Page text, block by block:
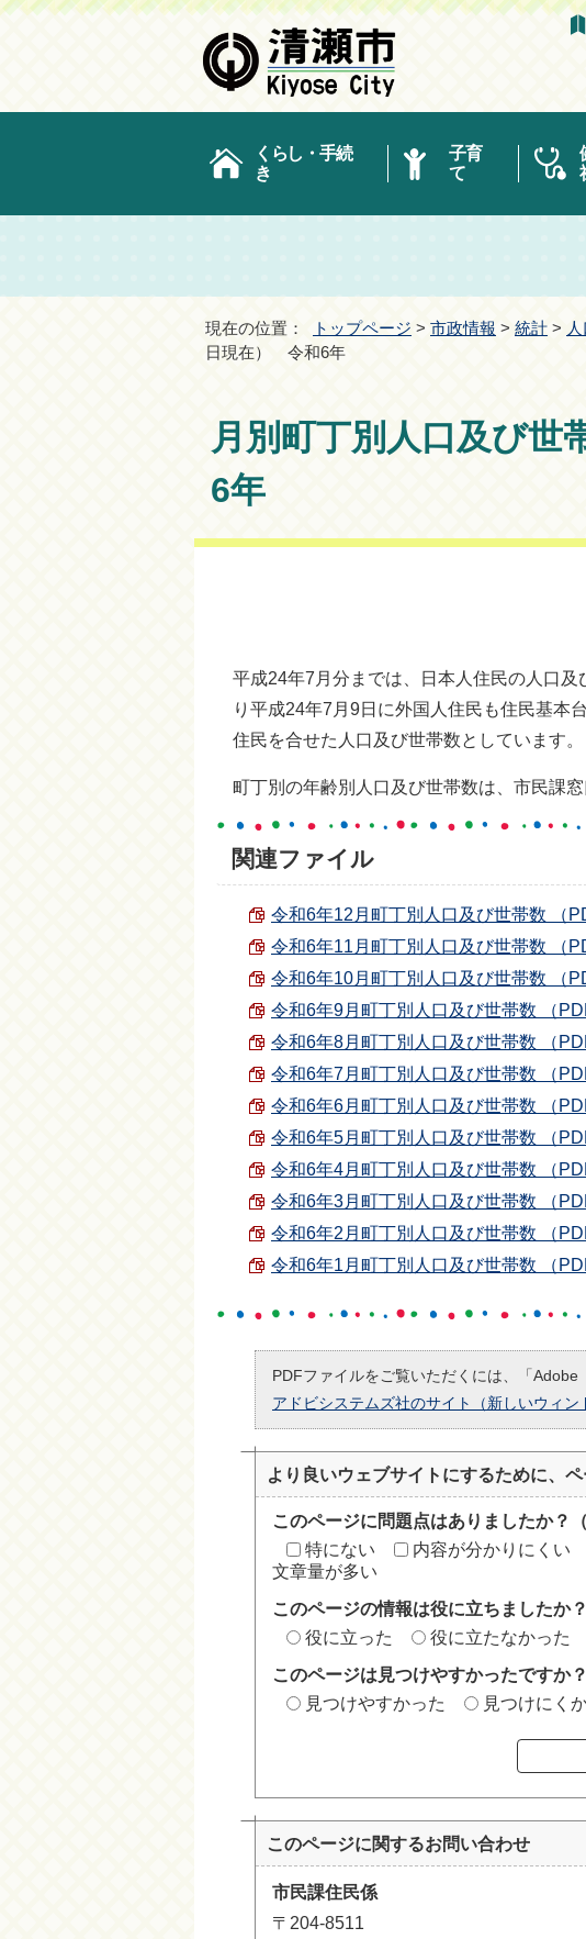
くらし・手続
き
子育
て
現在の位置： トップページ > 市政情報 > 統計 >
日現在） 令和6年
月別町丁別人口及び
6年
平成24年7月分までは、日本人住民の人口
り平成24年7月9日に外国人住民も住民基本
住民を合せた人口及び世帯数としています。
町丁別の年齢別人口及び世帯数は、市民課
関連ファイル
令和6年12月町丁別人口及び世帯数 （
令和6年11月町丁別人口及び世帯数 （
令和6年10月町丁別人口及び世帯数 （
令和6年9月町丁別人口及び世帯数 （
令和6年8月町丁別人口及び世帯数 （
令和6年7月町丁別人口及び世帯数 （
令和6年6月町丁別人口及び世帯数 （
令和6年5月町丁別人口及び世帯数 （
令和6年4月町丁別人口及び世帯数 （
令和6年3月町丁別人口及び世帯数 （
令和6年2月町丁別人口及び世帯数 （
令和6年1月町丁別人口及び世帯数 （
PDFファイルをご覧いただくには、「
アドビシステムズ社のサイト（新しいウィン
より良いウェブサイトにするために、
このページに問題点はありましたか？
特にない
内容が分かりにくい
文章量が多い
このページの情報は役に立ちましたか？
役に立った
役に立たなかった
このページは見つけやすかったですか？
見つけやすかった
見つけにく
このページに関するお問い合わせ
市民課住民係
〒204-8511